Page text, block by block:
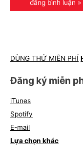
DÙNG THỬ MIỄN PHÍ
Đăng ký miễn
iTunes
Spotify
E-mail
Lựa chọn khác